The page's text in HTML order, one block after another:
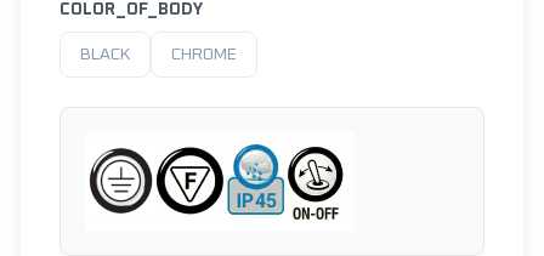
COLOR_OF_BODY
BLACK CHROME